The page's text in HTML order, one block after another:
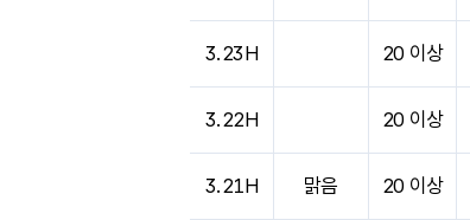
3.23H 20 이상
3.22H 20 이상
3.21H 맑음 20 이상